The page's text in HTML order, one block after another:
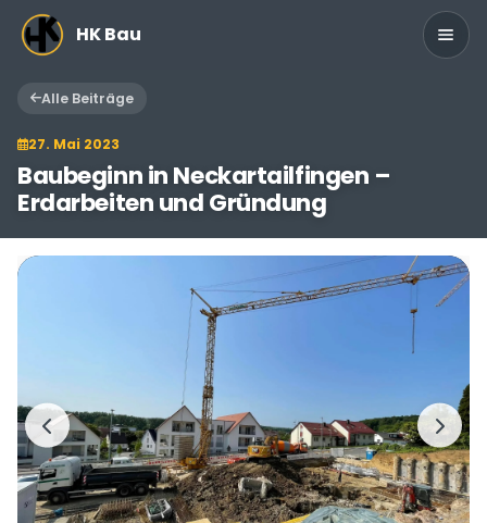
Zum Hauptinhalt springen
HK Bau
Alle Beiträge
27. Mai 2023
Baubeginn in Neckartailfingen –
Erdarbeiten und Gründung